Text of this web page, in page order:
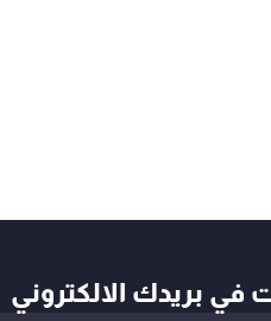
في بريدك الالكتروني